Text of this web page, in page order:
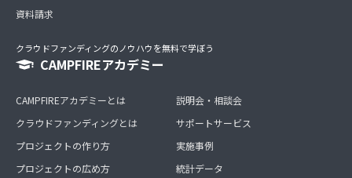
資料請求
クラウドファンディングのノウハウを無料で学ぼう
CAMPFIREアカデミー
CAMPFIREアカデミーとは
クラウドファンディングとは
プロジェクトの作り方
プロジェクトの広め方
説明会・相談会
サポートサービス
実施事例
統計データ